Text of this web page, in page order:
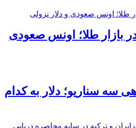
بازار طلا؛ اونس صعودی
سه سناریو؛ دلار به کدام